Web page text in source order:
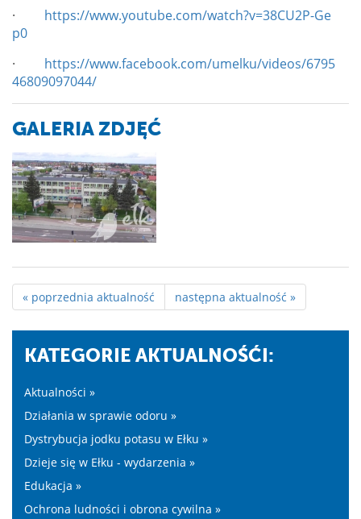
· https://www.youtube.com/watch?v=38CU2P-Ge
p0
· https://www.facebook.com/umelku/videos/6795
46809097044/
GALERIA ZDJĘĆ
« poprzednia aktualność następna aktualność »
KATEGORIE AKTUALNOŚĆI:
Aktualności »
Działania w sprawie odoru »
Dystrybucja jodku potasu w Ełku »
Dzieje się w Ełku - wydarzenia »
Edukacja »
Ochrona ludności i obrona cywilna »